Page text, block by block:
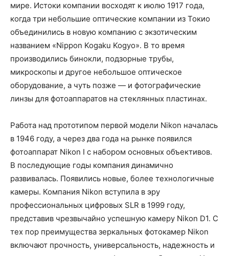
мире. Истоки компании восходят к июлю 1917 года,
когда три небольшие оптические компании из Токио
объединились в новую компанию с экзотическим
названием «Nippon Kogaku Kogyo». В то время
производились бинокли, подзорные трубы,
микроскопы и другое небольшое оптическое
оборудование, а чуть позже — и фотографические
линзы для фотоаппаратов на стеклянных пластинах.
Работа над прототипом первой модели Nikon началась
в 1946 году, а через два года на рынке появился
фотоаппарат Nikon I с набором основных объективов.
В последующие годы компания динамично
развивалась. Появились новые, более технологичные
камеры. Компания Nikon вступила в эру
профессиональных цифровых SLR в 1999 году,
представив чрезвычайно успешную камеру Nikon D1. С
тех пор преимущества зеркальных фотокамер Nikon
включают прочность, универсальность, надежность и